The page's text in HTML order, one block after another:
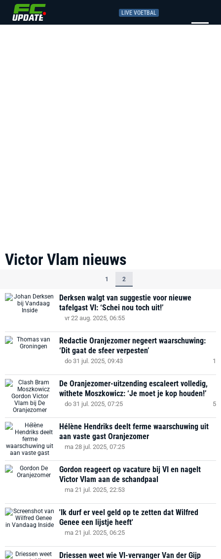
LIVE VOETBAL
Victor Vlam nieuws
1 2
Derksen walgt van suggestie voor nieuwe
tafelgast VI: ‘Schei nou toch uit!’
vr 22 aug. 2025, 06:55
Redactie Oranjezomer negeert waarschuwing:
‘Dit gaat de sfeer verpesten’
do 31 jul. 2025, 09:43 1
De Oranjezomer-uitzending escaleert volledig,
withete Moszkowicz: ‘Je moet je kop houden!’
do 31 jul. 2025, 07:25 5
Hélène Hendriks deelt ferme waarschuwing uit
aan vaste gast Oranjezomer
ma 28 jul. 2025, 07:25
Gordon reageert op vacature bij VI en nagelt
Victor Vlam aan de schandpaal
ma 21 jul. 2025, 22:53
'Ik durf er veel geld op te zetten dat Wilfred
Genee een lijstje heeft'
ma 21 jul. 2025, 06:25
Driessen weet wie VI-vervanger Van der Gijp